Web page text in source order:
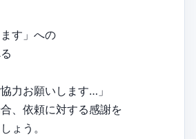
す」への
力お願いします…」
、依頼に対する感謝を
ょう。